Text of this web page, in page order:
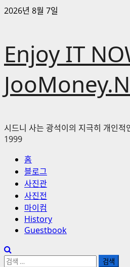
콘
로
바
기
2026년 8월 7일
Enjoy IT
시드니 사는 광석이의 지극히 개인
1999
홈
블로그
사진관
사진전
마이컴
History
Guestbook
검